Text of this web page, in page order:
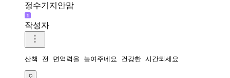
정수기지안맘
작성자
산책 전 면역력을 높여주네요 건강한 시간되세요